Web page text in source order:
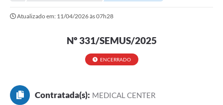
Atualizado em: 11/04/2026 às 07h28
Nº 331/SEMUS/2025
ENCERRADO
Contratada(s): MEDICAL CENTER